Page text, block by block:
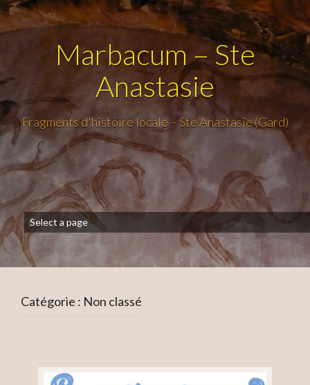
Marbacum – Ste
Anastasie
Fragments d'histoire locale – Ste Anastasie (Gard)
Catégorie : Non classé